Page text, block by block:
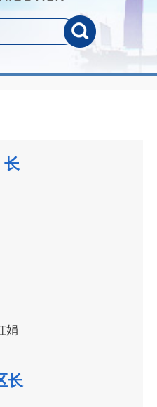
长
娟
长